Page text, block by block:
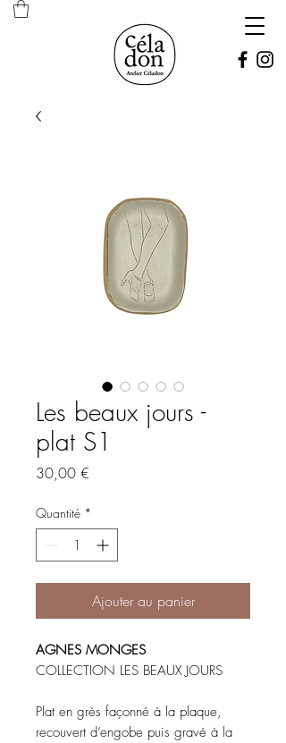
Les beaux jours -
plat S1
30,00 €
Quantité *
Ajouter au panier
AGNES MONGES
COLLECTION LES BEAUX JOURS
Plat en grès façonné à la plaque,
recouvert d’engobe puis gravé à la